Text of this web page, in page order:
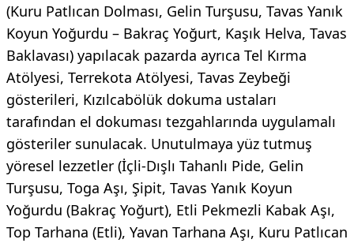
(Kuru Patlıcan Dolması, Gelin Turşusu, Tavas Yanık
Koyun Yoğurdu – Bakraç Yoğurt, Kaşık Helva, Tavas
Baklavası) yapılacak pazarda ayrıca Tel Kırma
Atölyesi, Terrekota Atölyesi, Tavas Zeybeği
gösterileri, Kızılcabölük dokuma ustaları
tarafından el dokuması tezgahlarında uygulamalı
gösteriler sunulacak. Unutulmaya yüz tutmuş
yöresel lezzetler (İçli-Dışlı Tahanlı Pide, Gelin
Turşusu, Toga Aşı, Şipit, Tavas Yanık Koyun
Yoğurdu (Bakraç Yoğurt), Etli Pekmezli Kabak Aşı,
Top Tarhana (Etli), Yavan Tarhana Aşı, Kuru Patlıcan